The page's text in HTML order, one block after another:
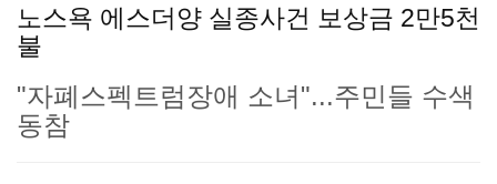
노스욕 에스더양 실종사건 보상금 2만5천
불
"자폐스펙트럼장애 소녀"...주민들 수색
동참